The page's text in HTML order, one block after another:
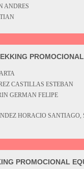
ANDRES
CASTILLAS ESTEBAN
GERMAN FELIPE
HORACIO SANTIAGO,
PROMOCIONAL